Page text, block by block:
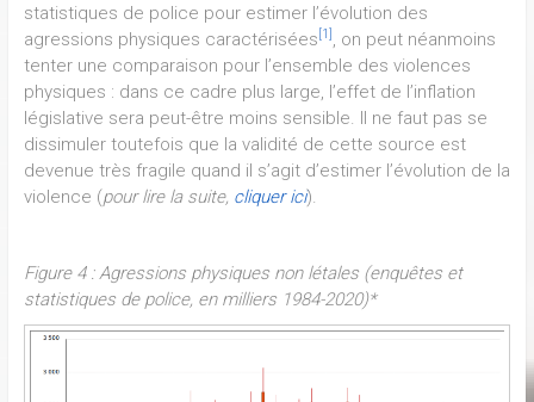
statistiques de police pour estimer l’évolution des
agressions physiques caractérisées [1]
, on peut néanmoins
tenter une comparaison pour l’ensemble des violences
physiques : dans ce cadre plus large, l’effet de l’inflation
législative sera peut-être moins sensible. Il ne faut pas se
dissimuler toutefois que la validité de cette source est
devenue très fragile quand il s’agit d’estimer l’évolution de la
violence (pour lire la suite, cliquer ici).
Figure 4 : Agressions physiques non létales (enquêtes et
statistiques de police, en milliers 1984-2020)*